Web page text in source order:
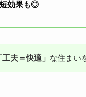
短効果も◎
夫＝快適」 な住まい